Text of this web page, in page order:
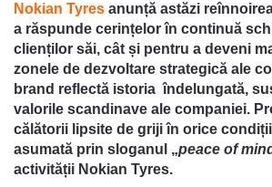
Nokian Tyres anunță astăzi
a răspunde cerințelor în continuă
clienților săi, cât și pentru a deveni
zonele de dezvoltare strategică ale
brand reflectă istoria îndelungată,
valorile scandinave ale companiei.
călătorii lipsite de griji în orice
asumată prin sloganul „peace of
activității Nokian Tyres.